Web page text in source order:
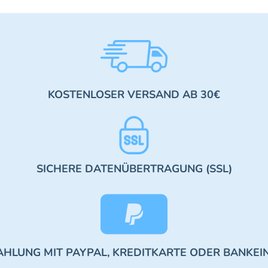
KOSTENLOSER VERSAND AB 30€
SICHERE DATENÜBERTRAGUNG (SSL)
MIT PAYPAL, KREDITKARTE ODER